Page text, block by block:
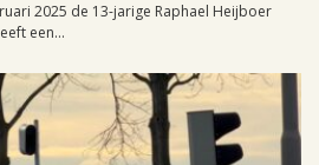
2025 de 13-jarige Raphael Heijboer
een...